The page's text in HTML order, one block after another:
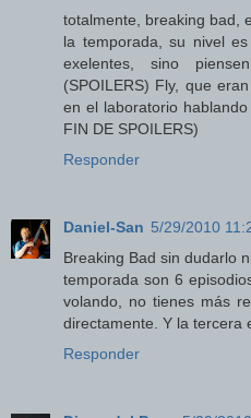
totalmente, breaking bad,
la temporada, su nivel
exelentes, sino
(SPOILERS) Fly, que
en el laboratorio
FIN DE SPOILERS)
Responder
Daniel-San 5/29/2010
Breaking Bad sin dudarlo
temporada son 6
volando, no tienes más
directamente. Y la tercera
Responder